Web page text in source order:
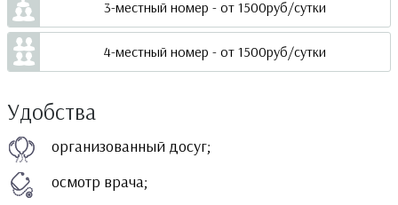
3-местный номер - от 1500руб/сутки
4-местный номер - от 1500руб/сутки
Удобства
организованный досуг;
осмотр врача;